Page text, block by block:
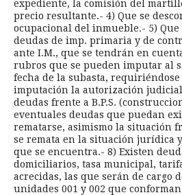
expediente, la comisión del
precio resultante.- 4) Que se
ocupacional del inmueble.- 5)
deudas de imp. primaria y de
ante I.M., que se tendrán en
rubros que se pueden imputar al
fecha de la subasta,
imputación la autorización
deudas frente a B.P.S.
eventuales deudas que puedan
rematarse, asimismo la situación
se remata en la situación jurídica
que se encuentra.- 8) Existen
domiciliarios, tasa municipal,
acrecidas, las que serán de cargo
unidades 001 y 002 que